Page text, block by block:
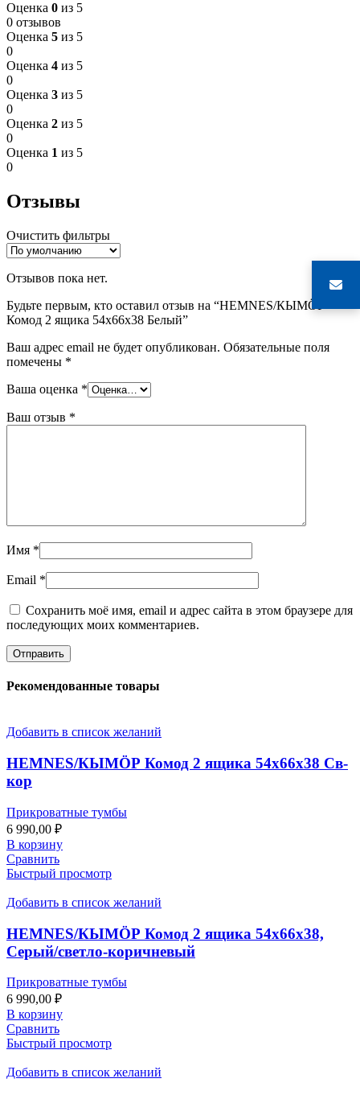
Оценка 0 из 5
0 отзывов
Оценка 5 из 5
0
Оценка 4 из 5
0
Оценка 3 из 5
0
Оценка 2 из 5
0
Оценка 1 из 5
0
Отзывы
Очистить фильтры
Отзывов пока нет.
Будьте первым, кто оставил отзыв на “HEMNES/КЫМӦР
Комод 2 ящика 54х66х38 Белый”
Ваш адрес email не будет опубликован. Обязательные поля
помечены *
Ваша оценка *
Ваш отзыв *
Имя *
Email *
Сохранить моё имя, email и адрес сайта в этом браузере для
последующих моих комментариев.
Рекомендованные товары
Добавить в список желаний
HEMNES/КЫМӦР Комод 2 ящика 54х66х38 Св-
кор
Прикроватные тумбы
6 990,00 ₽
В корзину
Сравнить
Быстрый просмотр
Добавить в список желаний
HEMNES/КЫМӦР Комод 2 ящика 54х66х38,
Серый/светло-коричневый
Прикроватные тумбы
6 990,00 ₽
В корзину
Сравнить
Быстрый просмотр
Добавить в список желаний